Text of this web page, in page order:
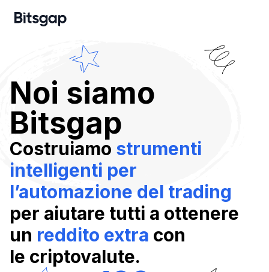
Noi siamo
Bitsgap
Costruiamo strumenti
intelligenti per
l’automazione del trading
per aiutare tutti a ottenere
un reddito extra con
le criptovalute.